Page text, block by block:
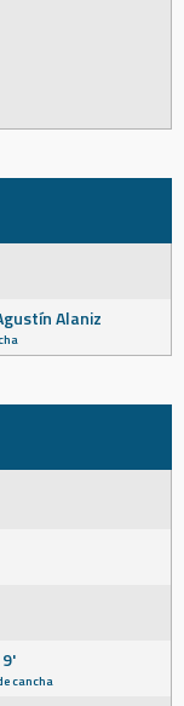
Alaniz
9'
cancha